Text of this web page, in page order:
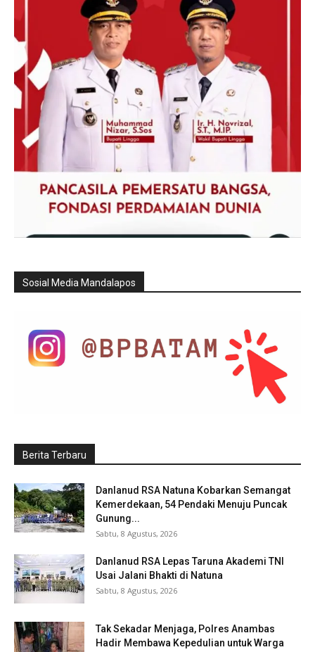
Sosial Media Mandalapos
Berita Terbaru
Danlanud RSA Natuna Kobarkan Semangat
Kemerdekaan, 54 Pendaki Menuju Puncak
Gunung...
Sabtu, 8 Agustus, 2026
Danlanud RSA Lepas Taruna Akademi TNI
Usai Jalani Bhakti di Natuna
Sabtu, 8 Agustus, 2026
Tak Sekadar Menjaga, Polres Anambas
Hadir Membawa Kepedulian untuk Warga